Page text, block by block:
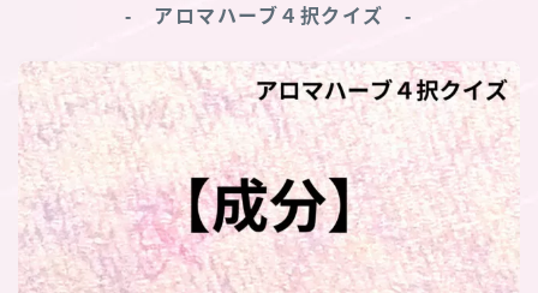
‐ アロマハーブ４択クイズ ‐